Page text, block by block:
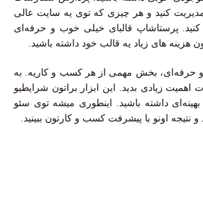
مدیریت کنید و هر چیزی که توی یه سایت عالی
کنید. پرستاشاپ قالبای خیلی خوب و حرفه‌ای
هزینه های زیاد یه قالب خود داشته باشید.
حرفه‌ای، بخش مهمی از هر کسب و کاریه. به
اهمیت زیادی بدید. این ابزار براتون شرایطیو
داشته باشید. اینطوری میشه توی سئو
اونو با پیشرفت کسب و کارتون ببینید.